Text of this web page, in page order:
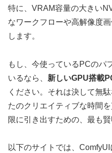
特に、VRAM容量の大きい
なワークフローや高解像度
します。
もし、今使っているPCのパ
いるなら、 新しいGPU搭載
ください。それは決して無
たのクリエイティブな時間
限に引き出すための、最も賢
以下のサイトでは、